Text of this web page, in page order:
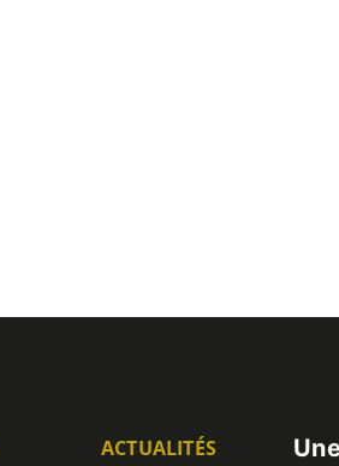
ACTUALITÉS